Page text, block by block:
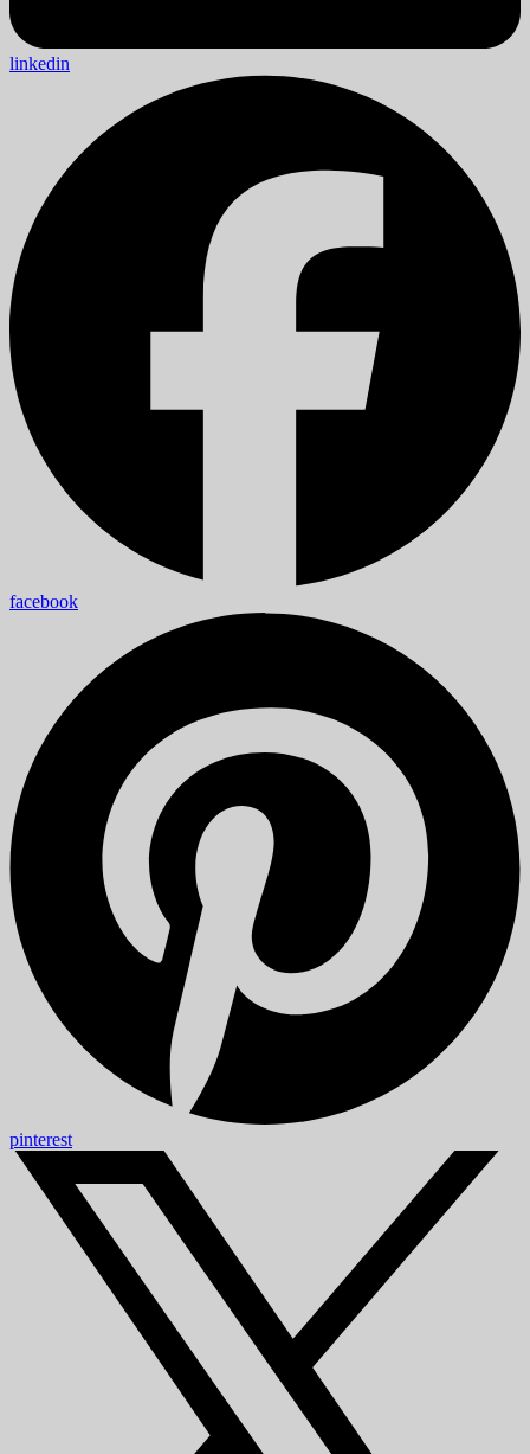
linkedin
facebook
pinterest